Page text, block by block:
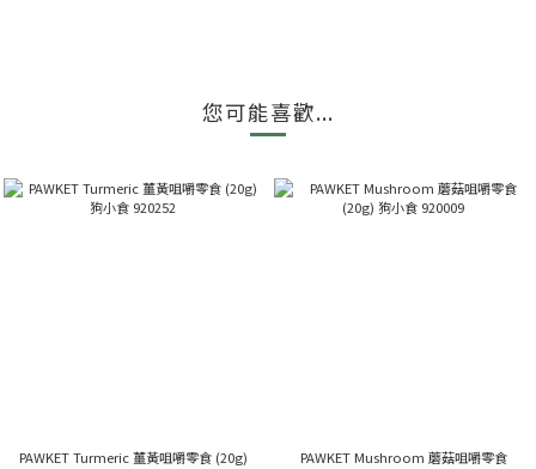
您可能喜歡...
PAWKET Turmeric 薑黃咀嚼零食 (20g)
PAWKET Mushroom 蘑菇咀嚼零食